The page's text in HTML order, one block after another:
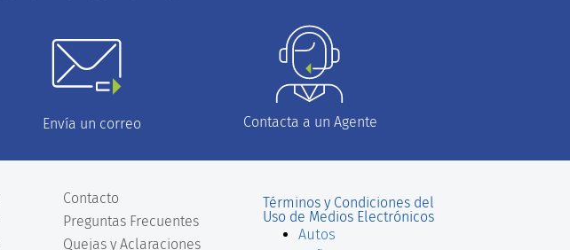
Envía un correo Contacta a un Agente
Contacto
Preguntas Frecuentes
Quejas y Aclaraciones
Términos y Condiciones del
Uso de Medios Electrónicos
Autos